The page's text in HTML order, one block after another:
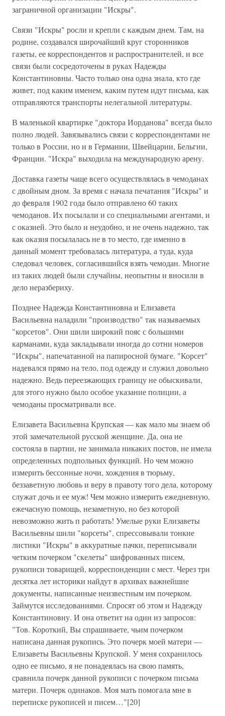
заграничной организации "Искры".
Связи "Искры" росли и крепли с каждым днем. Там, на
родине, создавался широчайший круг сторонников
газеты, ее корреспондентов и распространителей, и все
связи были сосредоточены в руках Надежды
Константиновны. Часто только она одна знала, кто где
живет, под каким именем, каким путем идут письма, как
отправляются транспорты нелегальной литературы.
В маленькой квартирке "доктора Иорданова" всегда было
полно людей. Завязывались связи с корреспондентами не
только в России, но и в Германии, Швейцарии, Бельгии,
Франции. "Искра" выходила на международную арену.
Доставка газеты чаще всего осуществлялась в чемоданах
с двойным дном. За время с начала печатания "Искры" и
до февраля 1902 года было отправлено 60 таких
чемоданов. Их посылали и со специальными агентами, и
с оказией. Это было и неудобно, и не очень надежно, так
как оказия посылалась не в то место, где именно в
данный момент требовалась литература, а туда, куда
следовал человек, согласившийся взять чемодан. Многие
из таких людей были случайны, неопытны и вносили в
дело неразбериху.
Позднее Надежда Константиновна и Елизавета
Васильевна наладили "производство" так называемых
"корсетов". Они шили широкий пояс с большими
карманами, куда закладывали иногда до сотни номеров
"Искры", напечатанной на папиросной бумаге. "Корсет"
надевался прямо на тело, под одежду и служил довольно
надежно. Ведь переезжающих границу не обыскивали,
для этого нужно было особое указание полиции, а
чемоданы просматривали все.
Елизавета Васильевна Крупская — как мало мы знаем об
этой замечательной русской женщине. Да, она не
состояла в партии, не занимала никаких постов, не имела
определенных подпольных функций. Но чем можно
измерить бессонные ночи, хождения в тюрьму,
беззаветную любовь и веру в правоту того дела, которому
служат дочь и ее муж! Чем можно измерить ежедневную,
ежечасную помощь, незаметную, но без которой
невозможно жить п работать! Умелые руки Елизаветы
Васильевны шили "корсеты", спрессовывали тонкие
листики "Искры" в аккуратные пачки, переписывали
четким почерком "скелеты" шифрованных писем,
рукописи товарищей, корреспонденции с мест. Через три
десятка лет историки найдут в архивах важнейшие
документы, написанные неизвестным им почерком.
Займутся исследованиями. Спросят об этом и Надежду
Константиновну. И она ответит на один из запросов:
"Тов. Короткий, Вы спрашиваете, чьим почерком
написана данная рукопись. Это почерк моей матери —
Елизаветы Васильевны Крупской. У меня сохранилось
одно ее письмо, я не понадеялась на свою память,
сравнила почерк данной рукописи с почерком письма
матери. Почерк одинаков. Моя мать помогала мне в
переписке рукописей и писем…"[20]